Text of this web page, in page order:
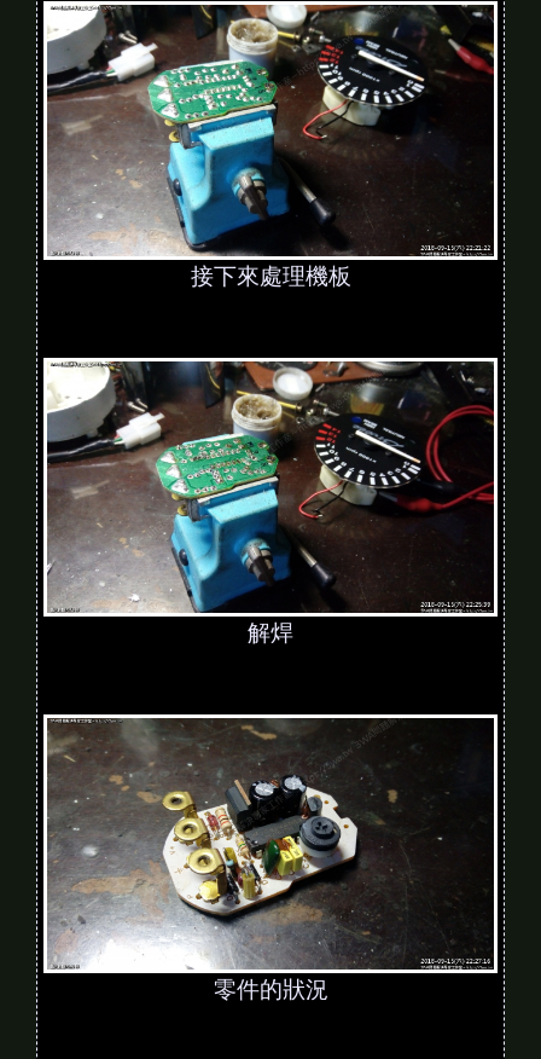
接下來處理機板
解焊
零件的狀況